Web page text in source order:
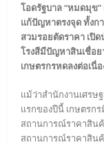
โอดรัฐบาล “หมดมุข
แก้ปัญหาตรงจุด ทั้งก
สวมรอยตัดราคา เปิ
โรงสีมีปัญหาสินเชื่อย
เกษตรกรหดลงต่อเนื่อ
แม้ว่าสำนักงานเศรษ
แรกของปีนี้ เกษตรก
สถานการณ์ราคาสิน
สถานการณ์ราคาสินค้